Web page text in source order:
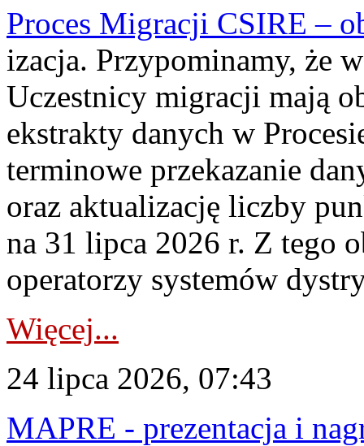
Proces Migracji CSIRE –
izacja. Przypominamy, że
Uczestnicy migracji mają
ekstrakty danych w
terminowe przekazanie
oraz aktualizację liczby
na 31 lipca 2026 r. Z tego
operatorzy systemów
Więcej...
24 lipca 2026, 07:43
MAPRE - prezentacja i